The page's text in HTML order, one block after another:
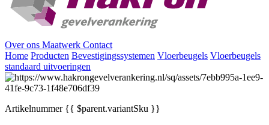
Over ons Maatwerk Contact
Home Producten Bevestigingssystemen Vloerbeugels Vloerbeugels
standaard uitvoeringen
Artikelnummer{{ $parent.variantSku }}